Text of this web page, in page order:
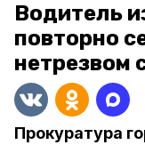
Водитель
повторно
нетрезвом
Прокуратура